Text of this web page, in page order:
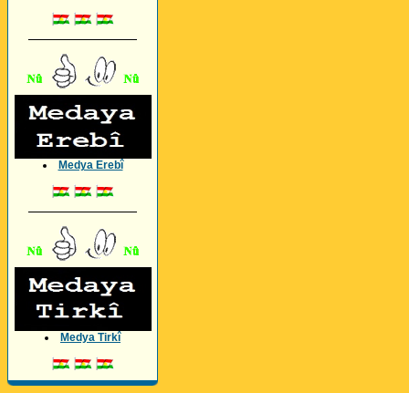
Medya Erebî
Medya Tirkî